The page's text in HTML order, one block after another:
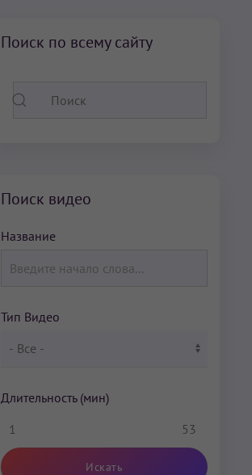
Поиск по всему сайту
Поиск видео
Название
Тип Видео
Длительность (мин)
1
53